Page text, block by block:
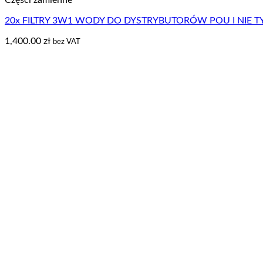
20x FILTRY 3W1 WODY DO DYSTRYBUTORÓW POU I NIE
1,400.00 zł bez VAT